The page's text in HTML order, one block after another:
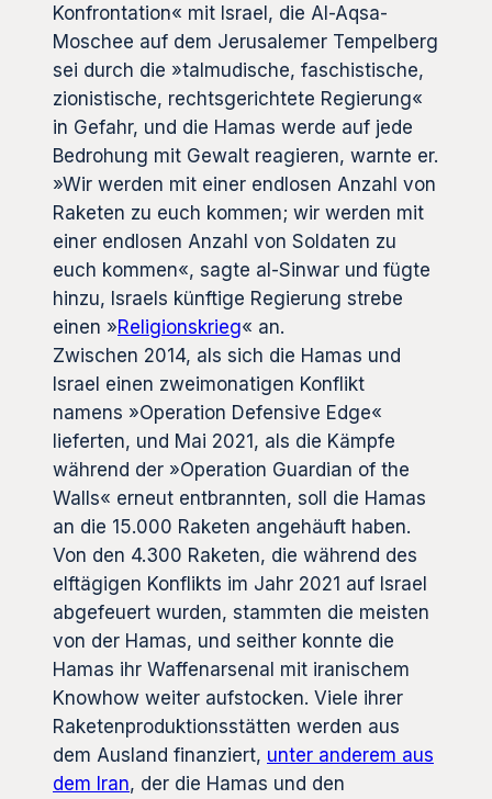
Konfrontation« mit Israel, die Al-Aqsa-
Moschee auf dem Jerusalemer Tempelberg
sei durch die »talmudische, faschistische,
zionistische, rechtsgerichtete Regierung«
in Gefahr, und die Hamas werde auf jede
Bedrohung mit Gewalt reagieren, warnte er.
»Wir werden mit einer endlosen Anzahl von
Raketen zu euch kommen; wir werden mit
einer endlosen Anzahl von Soldaten zu
euch kommen«, sagte al-Sinwar und fügte
hinzu, Israels künftige Regierung strebe
einen »Religionskrieg« an.
Zwischen 2014, als sich die Hamas und
Israel einen zweimonatigen Konflikt
namens »Operation Defensive Edge«
lieferten, und Mai 2021, als die Kämpfe
während der »Operation Guardian of the
Walls« erneut entbrannten, soll die Hamas
an die 15.000 Raketen angehäuft haben.
Von den 4.300 Raketen, die während des
elftägigen Konflikts im Jahr 2021 auf Israel
abgefeuert wurden, stammten die meisten
von der Hamas, und seither konnte die
Hamas ihr Waffenarsenal mit iranischem
Knowhow weiter aufstocken. Viele ihrer
Raketenproduktionsstätten werden aus
dem Ausland finanziert, unter anderem aus
dem Iran, der die Hamas und den